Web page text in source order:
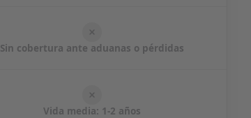
Sin cobertura ante aduanas o pérdidas
Vida media: 1-2 años